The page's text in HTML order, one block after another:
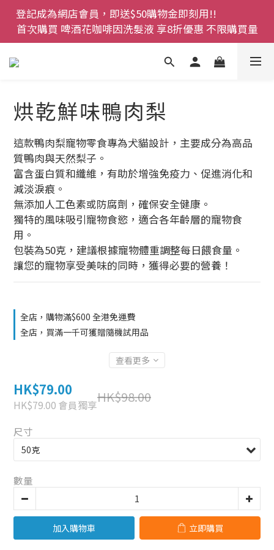
登記成為網店會員，即送$50購物金即刻用!!
首次購買 啤酒花咖啡因洗髮液 享8折優惠 不限購買量
登記成為網店會員，即送$50購物金即刻用!!
首次購買 啤酒花咖啡因洗髮液 享8折優惠 不限購買量
網店會員一年內累積消費 $4500 即刻變身 VIP 全年正
價貨 85 折，幫朋友買大家一齊抵 !!
今期優惠!! 濕疹救星 濕疹專用噴霧 買一枝送一件 50克
裝 濕疹舒敏膏   幼兒適用
登記成為網店會員，即送$50購物金即刻用!!
首次購買 啤酒花咖啡因洗髮液 享8折優惠 不限購買量
烘乾鮮味鴨肉梨
這款鴨肉梨寵物零食專為犬貓設計，主要成分為高品
質鴨肉與天然梨子。
富含蛋白質和纖維，有助於增強免疫力、促進消化和
減淡淚痕。
無添加人工色素或防腐劑，確保安全健康。
獨特的風味吸引寵物食慾，適合各年齡層的寵物食
用。
包裝為50克，建議根據寵物體重調整每日餵食量。
讓您的寵物享受美味的同時，獲得必要的營養！
全店，購物滿$600 全港免運費
全店，買滿一千可獲贈隨機試用品
查看更多
HK$98.00
HK$79.00
HK$79.00 會員獨享
尺寸
數量
加入購物車 立即購買